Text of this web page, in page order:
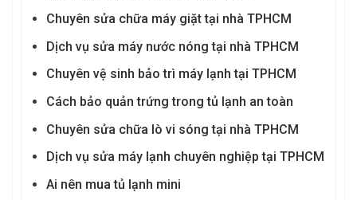
Chuyên sửa chữa máy giặt tại nhà TPHCM
Dịch vụ sửa máy nước nóng tại nhà TPHCM
Chuyên vệ sinh bảo trì máy lạnh tại TPHCM
Cách bảo quản trứng trong tủ lạnh an toàn
Chuyên sửa chữa lò vi sóng tại nhà TPHCM
Dịch vụ sửa máy lạnh chuyên nghiệp tại TPHCM
Ai nên mua tủ lạnh mini